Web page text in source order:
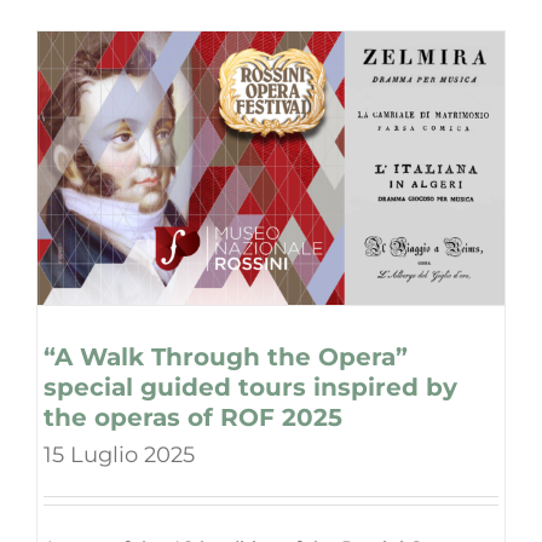
“A Walk Through the Opera”
special guided tours inspired by
the operas of ROF 2025
15 Luglio 2025